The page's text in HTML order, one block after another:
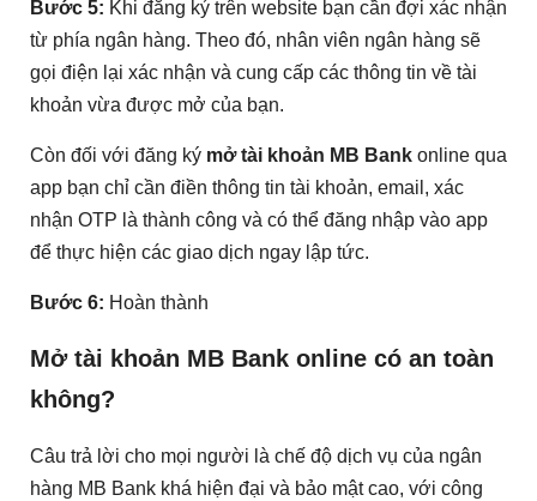
Bước 5: Khi đăng ký trên website bạn cần đợi xác nhận
từ phía ngân hàng. Theo đó, nhân viên ngân hàng sẽ
gọi điện lại xác nhận và cung cấp các thông tin về tài
khoản vừa được mở của bạn.
Còn đối với đăng ký mở tài khoản MB Bank online qua
app bạn chỉ cần điền thông tin tài khoản, email, xác
nhận OTP là thành công và có thể đăng nhập vào app
để thực hiện các giao dịch ngay lập tức.
Bước 6: Hoàn thành
Mở tài khoản MB Bank online có an toàn
không?
Câu trả lời cho mọi người là chế độ dịch vụ của ngân
hàng MB Bank khá hiện đại và bảo mật cao, với công